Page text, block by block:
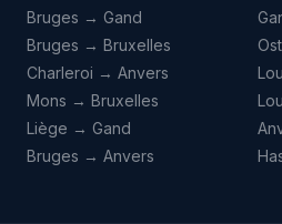
Bruges → Gand
Bruges → Bruxelles
Charleroi → Anvers
Mons → Bruxelles
Liège → Gand
Bruges → Anvers